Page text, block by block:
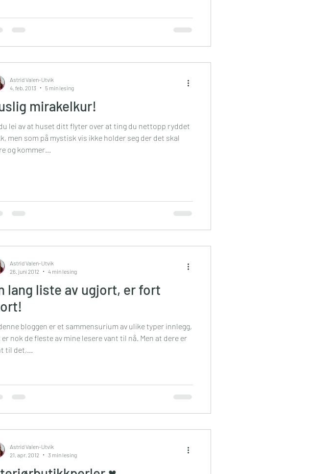
mirakelkur!
lei av at huset ditt flyter over at ting du nettopp ryddet
men som på mystisk vis ikke holder seg der det skal
og kommer...
Astrid Valen-Utvik
4. feb. 2013
5 min lesing
lang liste av ugjort, er fort
bloggen er et sammensurium av ulike typer innlegg,
er nok de fleste av mine lesere vant til nå. Men at dere er
til det,...
Astrid Valen-Utvik
26. juni 2012
4 min lesing
Astrid Valen-Utvik
21. apr. 2012
3 min lesing